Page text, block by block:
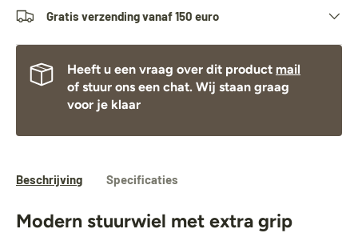
Gratis verzending vanaf 150 euro
Heeft u een vraag over dit product mail
of stuur ons een chat. Wij staan graag
voor je klaar
Beschrijving Specificaties
Modern stuurwiel met extra grip